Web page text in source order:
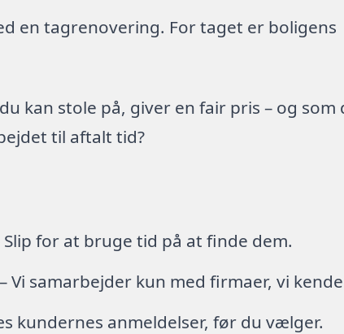
en tagrenovering. For taget er boligens
kan stole på, giver en fair pris – og som
til aftalt tid?
Slip for at bruge tid på at finde dem.
– Vi samarbejder kun med firmaer, vi
kundernes anmeldelser, før du vælger.